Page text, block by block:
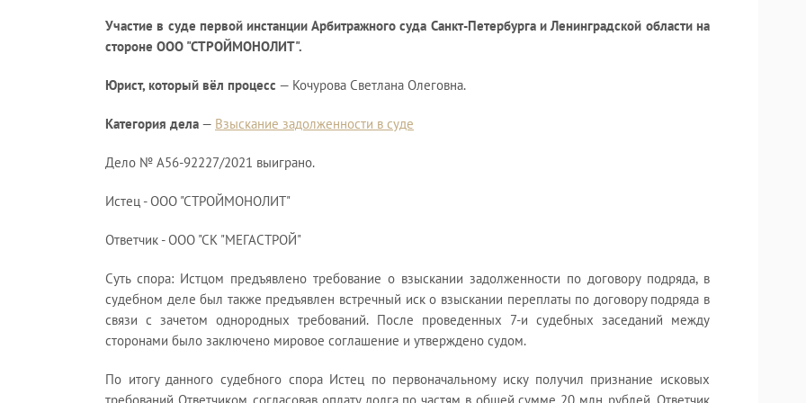
Участие в суде первой инстанции Арбитражного суда Санкт-Петербурга и Ленинградской области на
стороне ООО "СТРОЙМОНОЛИТ".
Юрист, который вёл процесс — Кочурова Светлана Олеговна.
Категория дела — Взыскание задолженности в суде
Дело № А56-92227/2021 выиграно.
Истец - ООО "СТРОЙМОНОЛИТ"
Ответчик - ООО "СК "МЕГАСТРОЙ"
Суть спора: Истцом предъявлено требование о взыскании задолженности по договору подряда, в
судебном деле был также предъявлен встречный иск о взыскании переплаты по договору подряда в
связи с зачетом однородных требований. После проведенных 7-и судебных заседаний между
сторонами было заключено мировое соглашение и утверждено судом.
По итогу данного судебного спора Истец по первоначальному иску получил признание исковых